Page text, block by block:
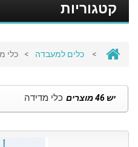
קטגוריות
> כלים למעבדה > כלי
כלי מדידה יש 46 מוצרים